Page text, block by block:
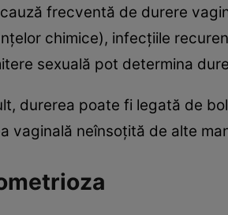
frecventă de durere
chimice), infecţiile
sexuală pot determina
durerea poate fi legată de
vaginală neînsoţită de alte